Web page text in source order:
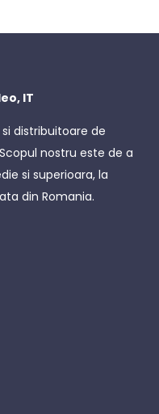
IT
distribuitoare de
nostru este de a
si superioara, la
din Romania.